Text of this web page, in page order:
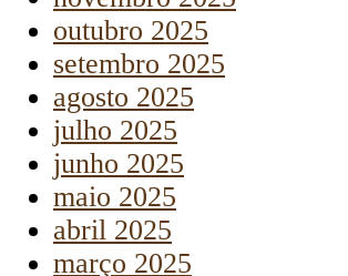
outubro 2025
setembro 2025
agosto 2025
julho 2025
junho 2025
maio 2025
abril 2025
março 2025